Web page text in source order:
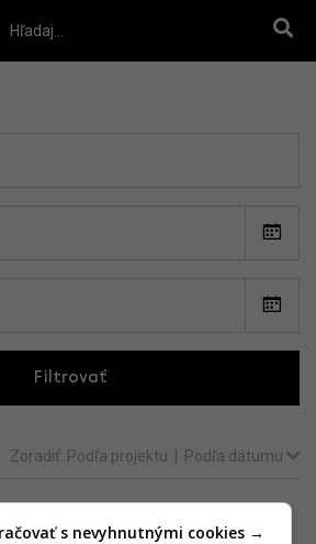
Filtrovať
Zoradiť: Podľa projektu Podľa dátumu
s nevyhnutnými cookies →